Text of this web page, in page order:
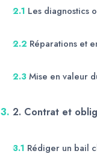
2.1 Les diagnostics
2.2 Réparations et
2.3 Mise en valeur
3. 2. Contrat et
3.1 Rédiger un bail